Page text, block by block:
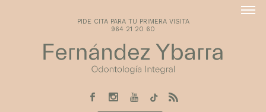
PIDE CITA PARA TU PRIMERA VISITA
964 21 20 60